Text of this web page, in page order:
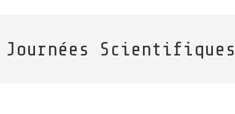
Journées Scientifiques